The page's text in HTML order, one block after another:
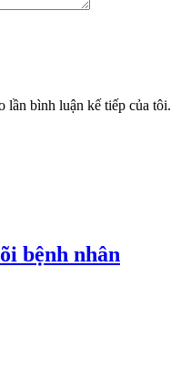
lần bình luận kế tiếp của tôi.
bệnh nhân